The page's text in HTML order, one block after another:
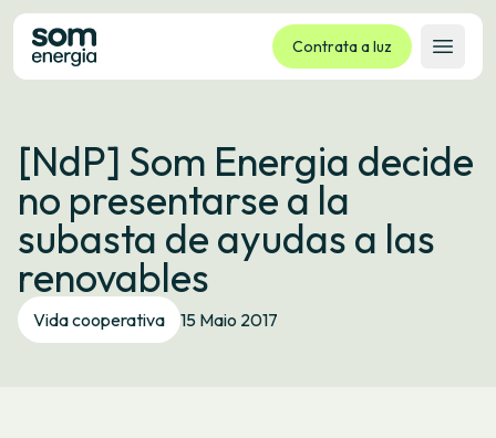
Contrata a luz
Abrir
Tarifas
Servizos
Empresas
La cooperativa
Contacto
Trámites
[NdP] Som Energia decide
no presentarse a la
subasta de ayudas a las
renovables
Vida cooperativa 15 Maio 2017